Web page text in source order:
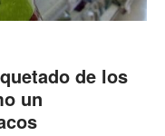
de los
un